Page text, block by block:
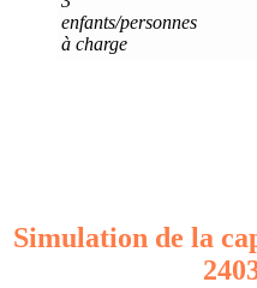
enfants/personnes
à charge
Simulation de la